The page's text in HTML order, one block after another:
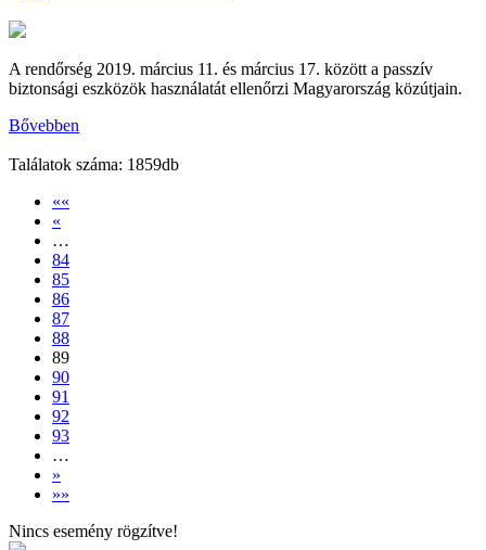
A rendőrség 2019. március 11. és március 17. között a passzív
biztonsági eszközök használatát ellenőrzi Magyarország közútjain.
Bővebben
Találatok száma: 1859db
««
«
…
84
85
86
87
88
89
90
91
92
93
…
»
»»
Nincs esemény rögzítve!